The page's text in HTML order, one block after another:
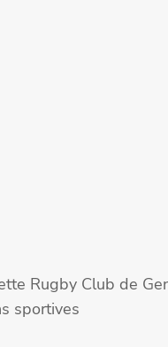
Rugby Club de
sportives